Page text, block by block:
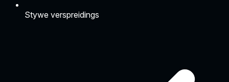
Stywe verspreidings